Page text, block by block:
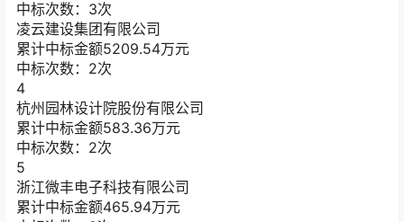
中标次数：3次
凌云建设集团有限公司
累计中标金额5209.54万元
中标次数：2次
4
杭州园林设计院股份有限公司
累计中标金额583.36万元
中标次数：2次
5
浙江微丰电子科技有限公司
累计中标金额465.94万元